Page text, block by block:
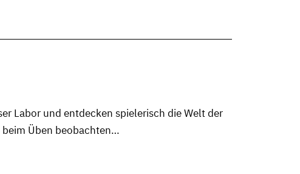
Labor und entdecken spielerisch die Welt der
Üben beobachten…